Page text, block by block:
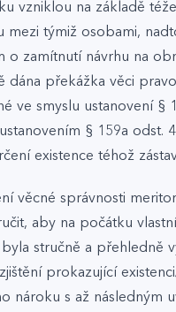
vzniklou na základě
mezi týmiž osobami,
o zamítnutí návrhu na
dána překážka věci
ve smyslu ustanovení §
§ 159a odst.
existence téhož
věcné správnosti
aby na počátku
stručně a přehledně
prokazující
nároku s až následným